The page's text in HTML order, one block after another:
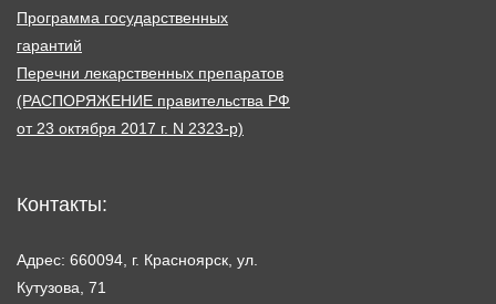
Программа государственных
гарантий
Перечни лекарственных препаратов
(РАСПОРЯЖЕНИЕ правительства РФ
от 23 октября 2017 г. N 2323-р)
Контакты:
Адрес: 660094, г. Красноярск, ул.
Кутузова, 71